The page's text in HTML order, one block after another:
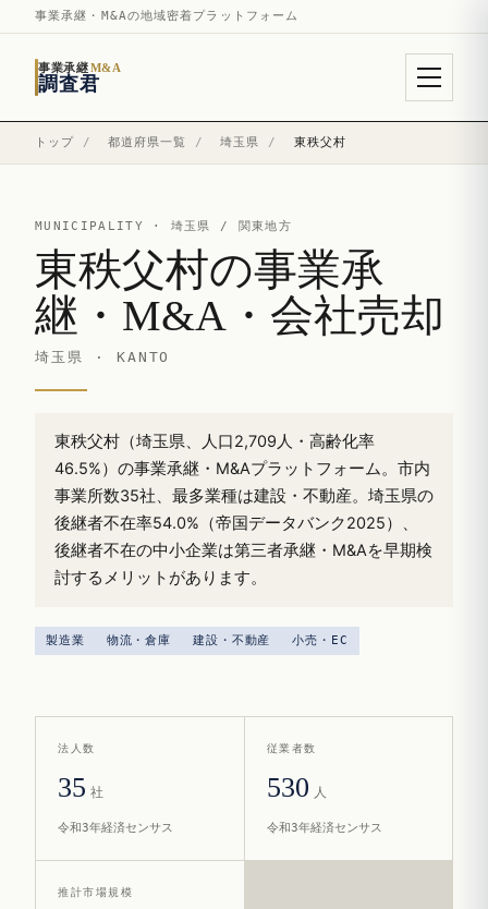
事業承継・M&Aの地域密着プラットフォーム
事業承継M&A
調査君
トップ / 都道府県一覧 / 埼玉県 / 東秩父村
MUNICIPALITY · 埼玉県 / 関東地方
東秩父村の事業承
継・M&A・会社売却
埼玉県 · KANTO
東秩父村（埼玉県、人口2,709人・高齢化率
46.5%）の事業承継・M&Aプラットフォーム。市内
事業所数35社、最多業種は建設・不動産。埼玉県の
後継者不在率54.0%（帝国データバンク2025）、
後継者不在の中小企業は第三者承継・M&Aを早期検
討するメリットがあります。
製造業 物流・倉庫 建設・不動産 小売・EC
法人数
35 社
令和3年経済センサス
従業者数
530 人
令和3年経済センサス
推計市場規模